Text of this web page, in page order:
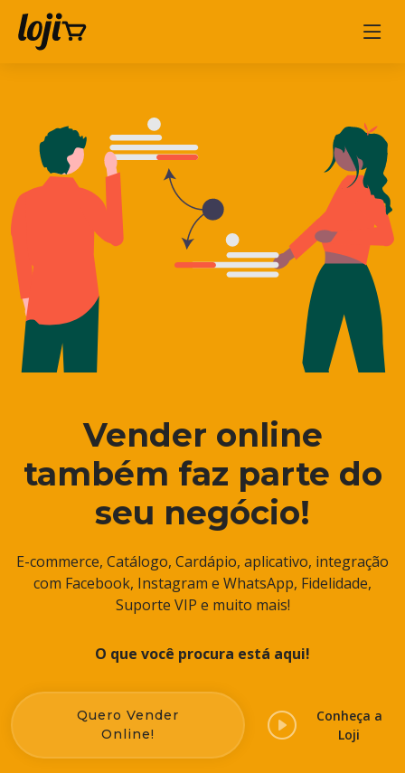
Vender online
também faz parte do
seu negócio!
E-commerce, Catálogo, Cardápio, aplicativo, integração
com Facebook, Instagram e WhatsApp, Fidelidade,
Suporte VIP e muito mais!
O que você procura está aqui!
Quero Vender
Online!
Conheça a
Loji